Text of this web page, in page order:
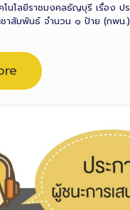
โนโลยีราชมงคลธัญบุรี เรื่อง ปร
ชาสัมพันธ์ จำนวน ๑ ป้าย (กพน